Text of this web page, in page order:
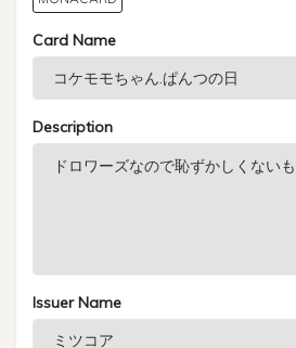
Card Name
Description
Issuer Name